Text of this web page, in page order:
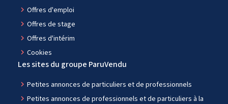
navigate_next Offres d'emploi
navigate_next Offres de stage
navigate_next Offres d'intérim
navigate_next Cookies
Les sites du groupe ParuVendu
navigate_next Petites annonces de particuliers et de professionnels
navigate_next Petites annonces de professionnels et de particuliers à la